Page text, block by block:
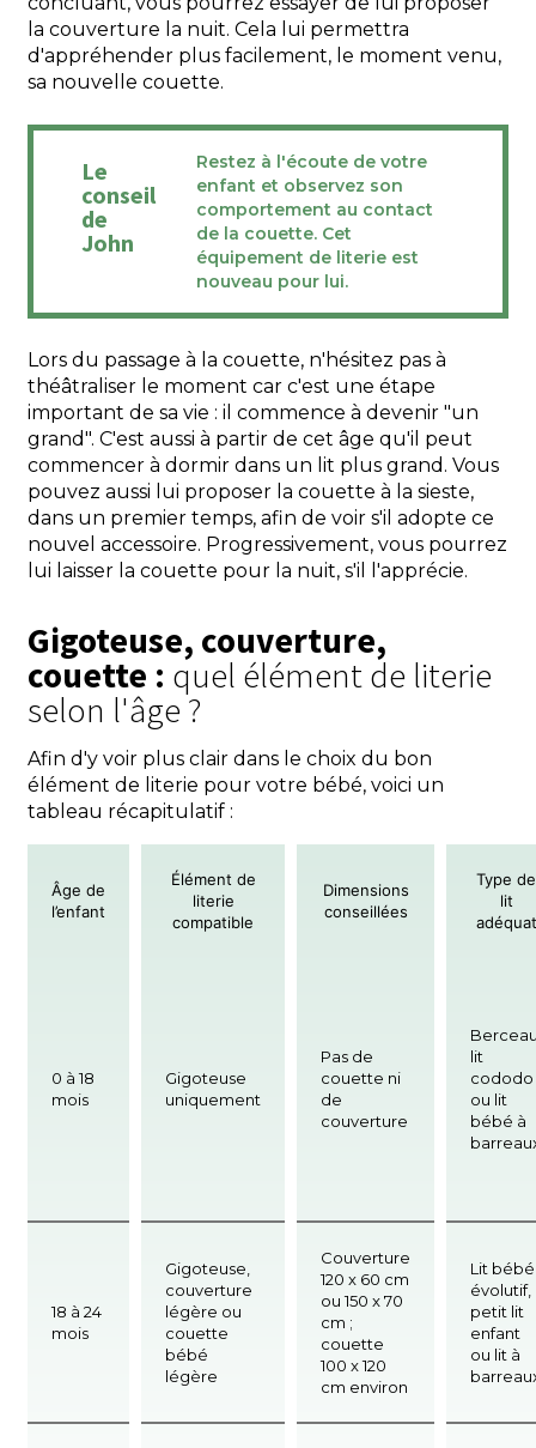
la couverture la nuit. Cela lui permettra
d'appréhender plus facilement, le moment venu,
sa nouvelle couette.
Le
conseil
de
John
Restez à l'écoute de votre
enfant et observez son
comportement au contact
de la couette. Cet
équipement de literie est
nouveau pour lui.
Lors du passage à la couette, n'hésitez pas à
théâtraliser le moment car c'est une étape
important de sa vie : il commence à devenir "un
grand". C'est aussi à partir de cet âge qu'il peut
commencer à dormir dans un lit plus grand. Vous
pouvez aussi lui proposer la couette à la sieste,
dans un premier temps, afin de voir s'il adopte ce
nouvel accessoire. Progressivement, vous pourrez
lui laisser la couette pour la nuit, s'il l'apprécie.
Gigoteuse, couverture,
couette : quel élément de literie
selon l'âge ?
Afin d'y voir plus clair dans le choix du bon
élément de literie pour votre bébé, voici un
tableau récapitulatif :
Âge de
l’enfant
Élément de
literie
compatible
Dimensions
conseillées
Type de
lit
adéquat
0 à 18
mois
Gigoteuse
uniquement
Pas de
couette ni
de
couverture
lit
cododo
ou lit
bébé à
18 à 24
mois
Gigoteuse,
couverture
légère ou
couette
bébé
légère
Couverture
120 x 60 cm
ou 150 x 70
cm ;
couette
100 x 120
cm environ
Lit bébé
évolutif,
petit lit
enfant
ou lit à